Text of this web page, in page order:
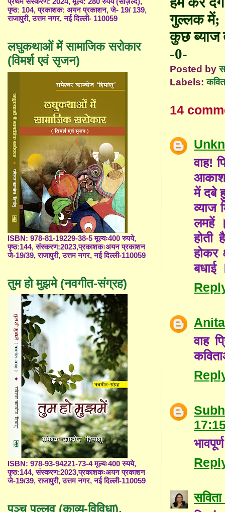
गुल्लक में;
कुछ ब्याज
-0-
Posted by
Labels:
14
वाह!
आकाश
में दबे
व्याज
लमहें
होती
होकर
बधाई
वाह
प्रथम संस्करण: 2024, मूल्य: 280 रुपये (सज़िल्द),
पृष्ठ: 104, प्रकाशक: अयन प्रकाशन, जे- 19/ 139,
राजापुरी, उत्तम नगर, नई दिल्ली- 110059
लघुकथाओं में सामाजिक सरोकार
(विमर्श एवं सृजन)
ISBN: 978-81-19229-38-5 मूल्यः400 रुपये,
पृष्ठ:144, संस्करण:2023,प्रकाशकःअयन प्रकाशन
जे-19/39, राजापुरी, उत्तम नगर, नई दिल्ली-110059
तुम हो मुझमे (नवगीत-संग्रह)
ISBN: 978-93-94221-73-4 मूल्यः400 रुपये,
पृष्ठ:144, संस्करण:2023,प्रकाशकःअयन प्रकाशन
जे-19/39, राजापुरी, उत्तम नगर, नई दिल्ली-110059
पञ्च पल्लव (काव्य-विविधा),